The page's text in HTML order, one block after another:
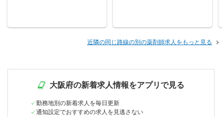
近隣の同じ路線の別の薬剤師求人をもっと見る
大阪府の新着求人情報をアプリで見る
勤務地別の新着求人を毎日更新
通知設定でおすすめの求人を見逃さない